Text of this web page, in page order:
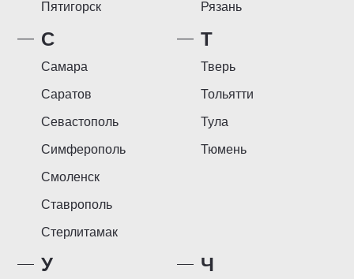
Пятигорск
Рязань
С
Самара
Саратов
Севастополь
Симферополь
Смоленск
Ставрополь
Стерлитамак
Т
Тверь
Тольятти
Тула
Тюмень
У Ч